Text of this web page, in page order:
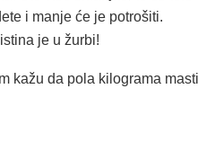
i manje će je potrošiti.
je u žurbi!
kažu da pola kilograma masti